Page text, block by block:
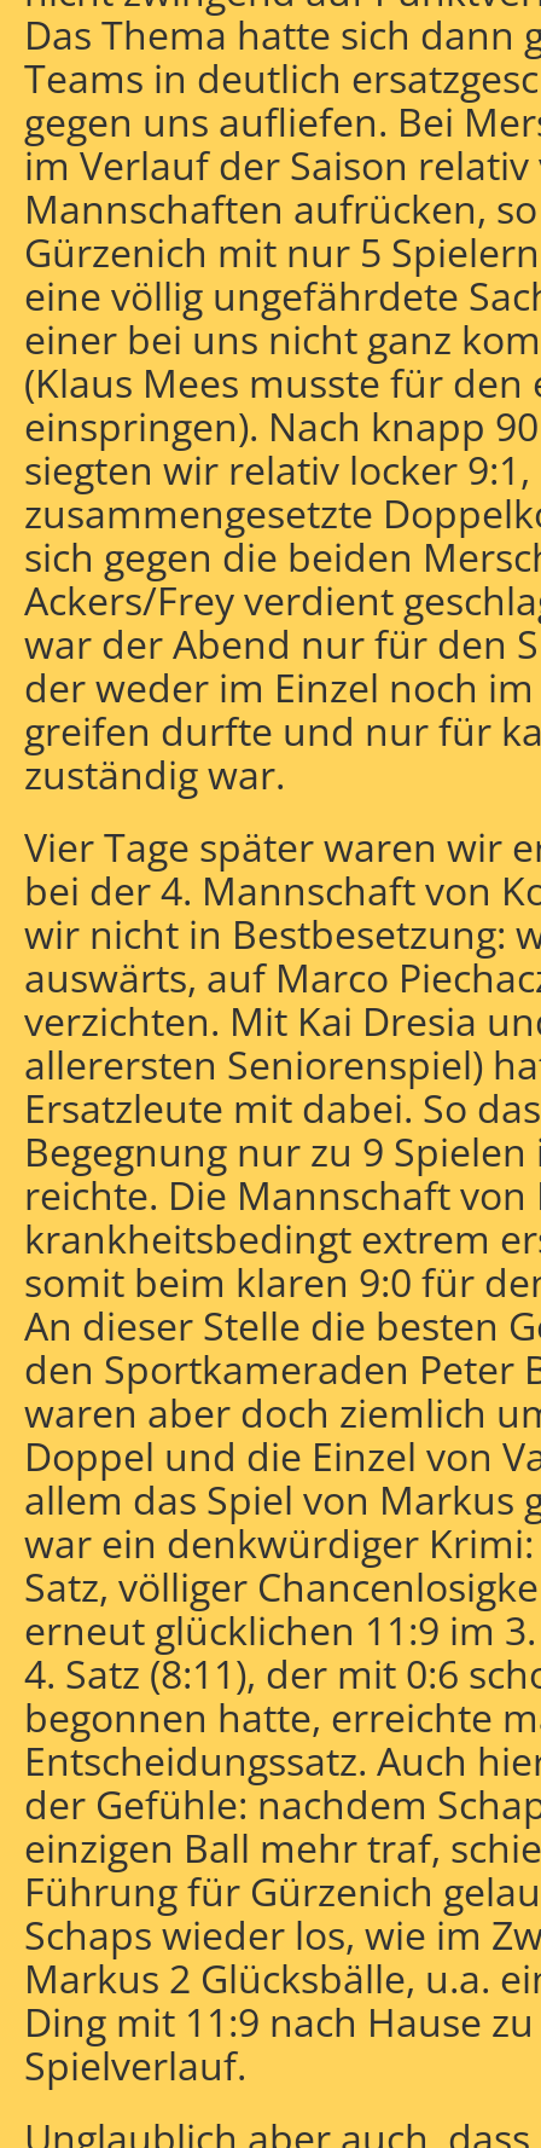
Das Thema hatte sich dann
Teams in deutlich
gegen uns aufliefen. Bei
im Verlauf der Saison
Mannschaften aufrücken,
Gürzenich mit nur 5
eine völlig ungefährdete
einer bei uns nicht ganz
(Klaus Mees musste für
einspringen). Nach knapp
siegten wir relativ locker
zusammengesetzte
sich gegen die beiden
Ackers/Frey verdient
war der Abend nur für den
der weder im Einzel noch
greifen durfte und nur für
zuständig war.
Vier Tage später waren wir
bei der 4. Mannschaft von
wir nicht in Bestbesetzung:
auswärts, auf Marco
verzichten. Mit Kai Dresia
allerersten Seniorenspiel)
Ersatzleute mit dabei. So
Begegnung nur zu 9
reichte. Die Mannschaft von
krankheitsbedingt extrem
somit beim klaren 9:0 für
An dieser Stelle die besten
den Sportkameraden Peter
waren aber doch ziemlich
Doppel und die Einzel von
allem das Spiel von Markus
war ein denkwürdiger
Satz, völliger
erneut glücklichen 11:9 im
4. Satz (8:11), der mit 0:6
begonnen hatte, erreichte
Entscheidungssatz. Auch
der Gefühle: nachdem
einzigen Ball mehr traf,
Führung für Gürzenich
Schaps wieder los, wie im
Markus 2 Glücksbälle, u.a.
Ding mit 11:9 nach Hause
Spielverlauf.